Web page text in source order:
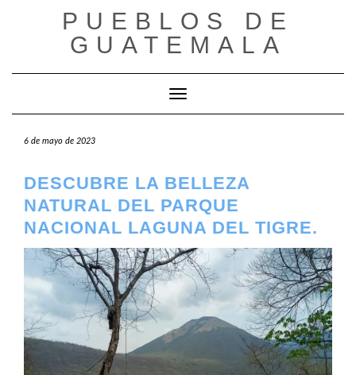
PUEBLOS DE
GUATEMALA
Cambiar modo de navegación
6 de mayo de 2023
DESCUBRE LA BELLEZA
NATURAL DEL PARQUE
NACIONAL LAGUNA DEL TIGRE.